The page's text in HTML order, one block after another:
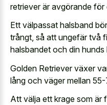
retriever är avgörande
Ett välpassat halsband
trångt, så att ungefär två
halsbandet och din hunds
Golden Retriever växer
lång och väger mellan
Att välja ett krage som är